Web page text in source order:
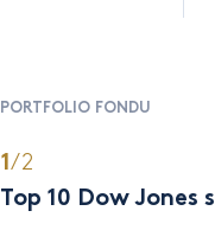
PORTFOLIO FONDU
1/2
Top 10 Dow Jones